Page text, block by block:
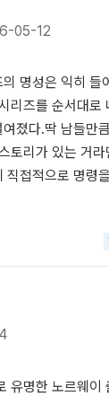
리진의 입장 같
정착민들에게 토
한 소유권을 주
머리 여인 비르
빠져들고 단서
대에서 처형되는
고 동료 형사인
든 사건의 중심에
바로 '애버리진'
진의 이야기를 새
리는 동료에 이
백인이 흑인교
어졌었다. 흑인
되었을 것이라 생
졌다고 한다. 위
[박쥐]는 백인에
는 죽음을 뜻한
고 책의 후표지에
고난 내 느낌은
제대로 가르치지
수 없기는 하지
. 어느 상식 책이
지식적 괴리감을
섰는데 속이 시원
정을 미개하다
공장에서처럼 그
거였다. 자신의
에 입양되고 원
내진 아이들은
에 순응하거나 반
다. 중간중간에 '
무엇인지 궁금했
05-12
명성은 익히 들
리즈를 순서대로
졌다.딱 남들만
토리가 있는 거
접적으로 명령
구매했다.잔뜩 기
로 마음에 들어
본다고 해도 과
라, 캐릭터 50,
린다. 스토리가
로 엉망이 아니
홀레 다른 시리
도 스토리도 가히
유명한 노르웨이